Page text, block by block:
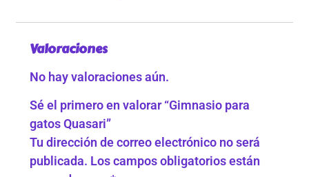
Valoraciones
No hay valoraciones aún.
Sé el primero en valorar “Gimnasio para
gatos Quasari”
Tu dirección de correo electrónico no será
publicada. Los campos obligatorios están